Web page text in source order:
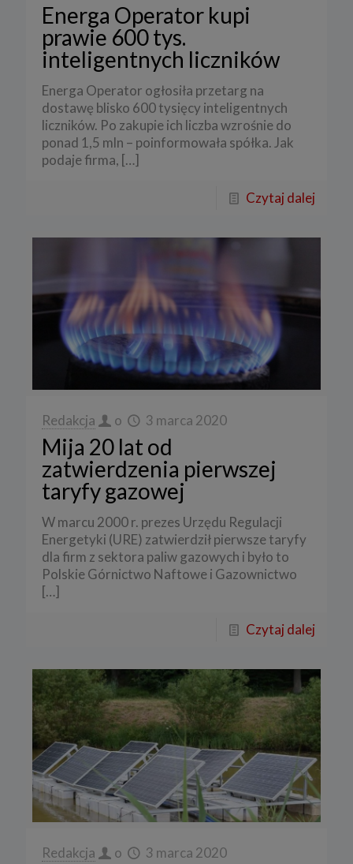
Energa Operator kupi
prawie 600 tys.
inteligentnych liczników
Energa Operator ogłosiła przetarg na
dostawę blisko 600 tysięcy inteligentnych
liczników. Po zakupie ich liczba wzrośnie do
ponad 1,5 mln – poinformowała spółka. Jak
podaje firma, […]
Czytaj dalej
Redakcja o 3 marca 2020
Mija 20 lat od
zatwierdzenia pierwszej
taryfy gazowej
W marcu 2000 r. prezes Urzędu Regulacji
Energetyki (URE) zatwierdził pierwsze taryfy
dla firm z sektora paliw gazowych i było to
Polskie Górnictwo Naftowe i Gazownictwo
[…]
Czytaj dalej
Redakcja o 3 marca 2020